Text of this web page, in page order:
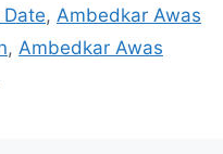
, Ambedkar Awas
, Ambedkar Awas